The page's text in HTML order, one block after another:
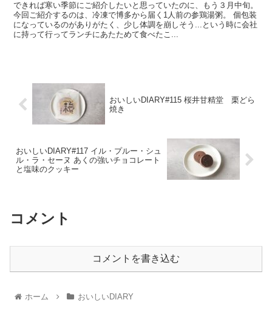
できれば寒い季節にご紹介したいと思っていたのに、もう３月中旬。
今回ご紹介するのは、冷凍で博多から届く1人前の参鶏湯粥。 個包装
になっているのがありがたく、少し体調を崩しそう...という時に会社
に持って行ってランチにあたためて食べたこ...
おいしいDIARY#115 桜井甘精堂 栗どら
焼き
おいしいDIARY#117 イル・プルー・シュ
ル・ラ・セーヌ あくの強いチョコレート
と塩味のクッキー
コメント
コメントを書き込む
ホーム おいしいDIARY